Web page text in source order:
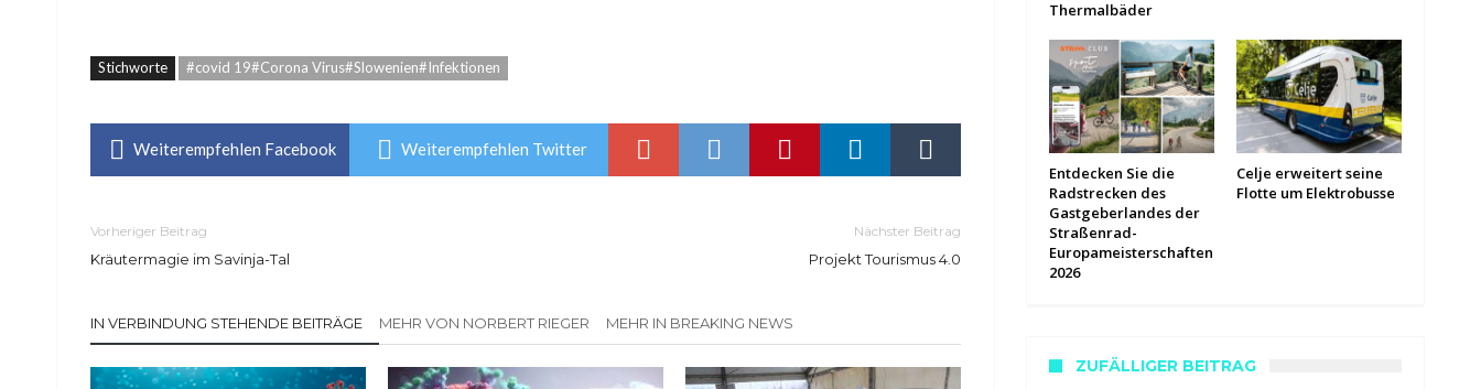
Stichworte #covid 19#Corona Virus#Slowenien#Infektionen
Weiterempfehlen Facebook Weiterempfehlen Twitter
Vorheriger Beitrag
Kräutermagie im Savinja-Tal
Nächster Beitrag
Projekt Tourismus 4.0
IN VERBINDUNG STEHENDE BEITRÄGE MEHR VON NORBERT RIEGER MEHR IN BREAKING NEWS
Thermalbäder
Entdecken Sie die
Radstrecken des
Gastgeberlandes der
Straßenrad-
Europameisterschaften
2026
Celje erweitert seine
Flotte um Elektrobusse
ZUFÄLLIGER BEITRAG